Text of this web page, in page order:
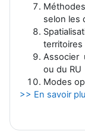
selon les
territoires
Associer
ou du RU
Modes
>> En savoir